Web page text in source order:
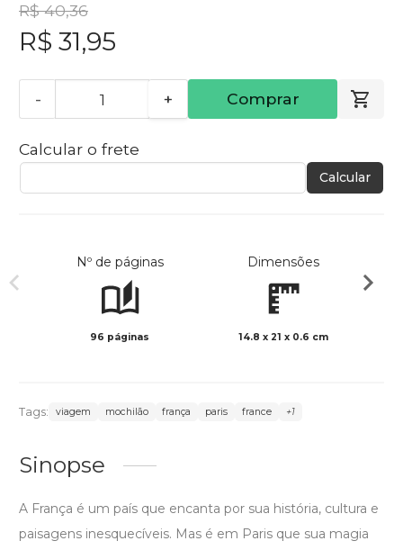
R$ 40,36
R$ 31,95
- + Comprar
Calcular o frete
Calcular
Nº de páginas
96 páginas
Dimensões
14.8 x 21 x 0.6 cm
Tags: viagem mochilão frança paris france +1
Sinopse
A França é um país que encanta por sua história, cultura e
paisagens inesquecíveis. Mas é em Paris que sua magia